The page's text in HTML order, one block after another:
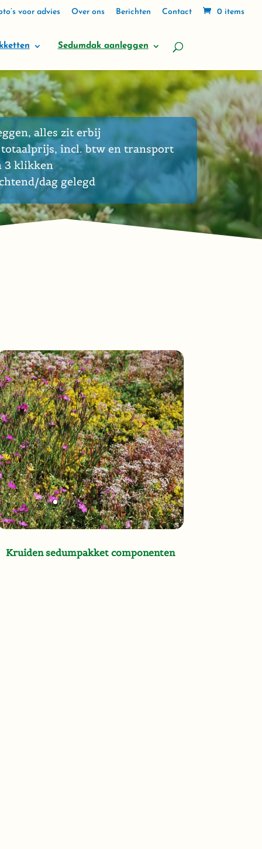
voor advies Over ons Berichten Contact 0 items
Sedumdak aanleggen
alles zit erbij
totaalprijs, incl. btw en transport
3 klikken
dag gelegd
Kruiden sedumpakket componenten